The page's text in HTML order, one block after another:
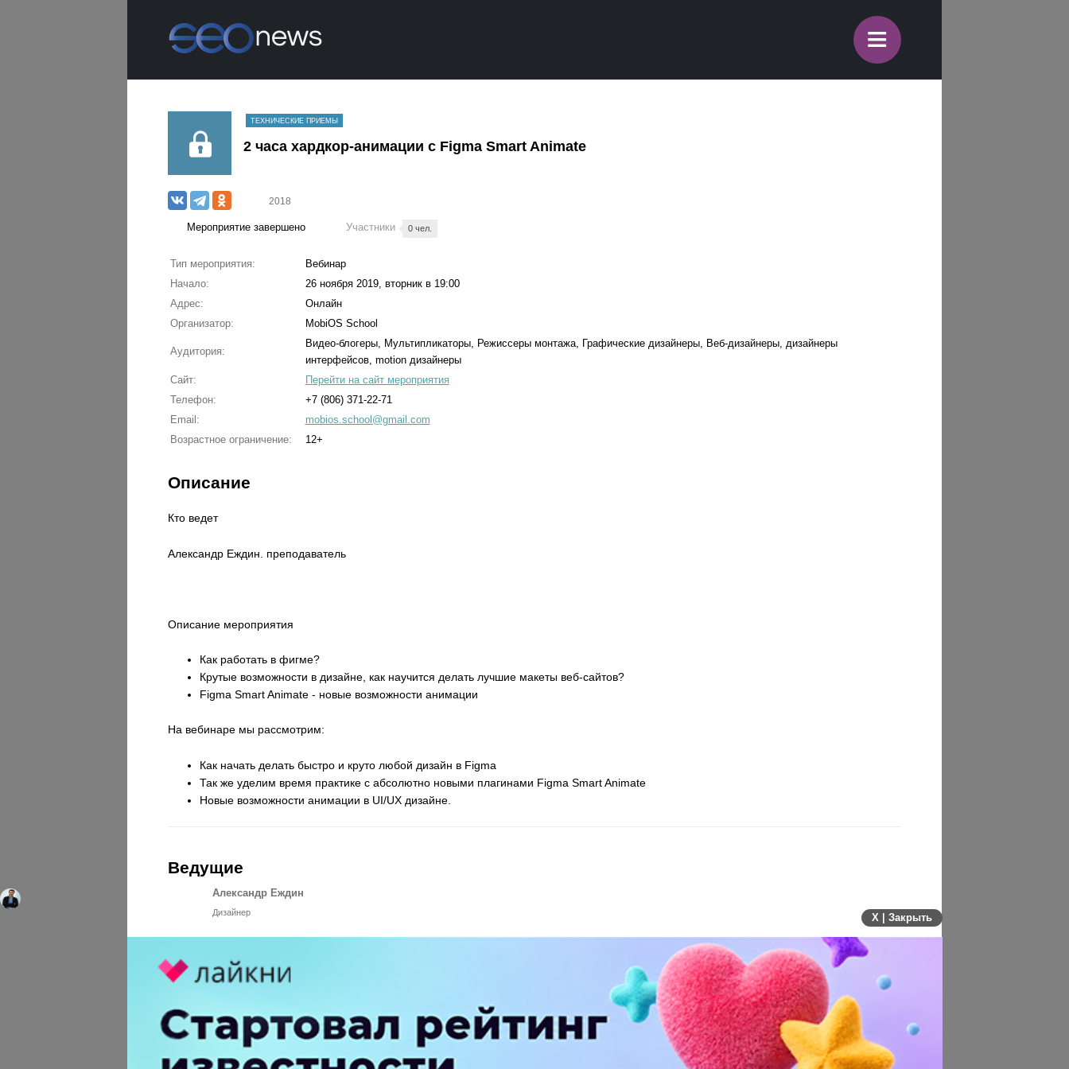
≡
ТЕХНИЧЕСКИЕ ПРИЕМЫ
2 часа хардкор-анимации с Figma Smart Animate
2018
Мероприятие завершено Участники 0 чел.
Тип мероприятия:
Вебинар
Начало:
26 ноября 2019, вторник в 19:00
Адрес:
Онлайн
Организатор:
MobiOS School
Аудитория:
Видео-блогеры, Мультипликаторы, Режиссеры монтажа, Графические дизайнеры, Веб-дизайнеры, дизайнеры
интерфейсов, motion дизайнеры
Сайт:
Перейти на сайт мероприятия
Телефон:
+7 (806) 371-22-71
Email:
mobios.school@gmail.com
Возрастное ограничение:
12+
Описание
Кто ведет
Александр Еждин. преподаватель
Описание мероприятия
Как работать в фигме?
Крутые возможности в дизайне, как научится делать лучшие макеты веб-сайтов?
Figma Smart Animate - новые возможности анимации
На вебинаре мы рассмотрим:
Как начать делать быстро и круто любой дизайн в Figma
Так же уделим время практике с абсолютно новыми плагинами Figma Smart Animate
Новые возможности анимации в UI/UX дизайне.
Ведущие
Александр Еждин
Дизайнер X | Закрыть